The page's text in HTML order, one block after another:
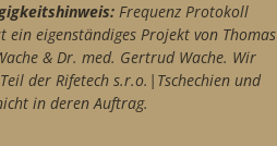
Frequenz Protokoll
ein eigenständiges Projekt von Thomas
& Dr. med. Gertrud Wache. Wir
der Rifetech s.r.o.|Tschechien und
in deren Auftrag.